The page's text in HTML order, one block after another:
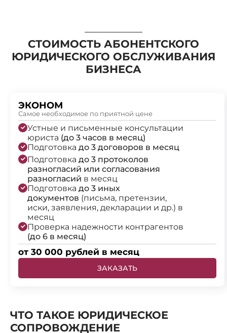
CТОИМОСТЬ АБОНЕНТСКОГО
ЮРИДИЧЕСКОГО ОБСЛУЖИВАНИЯ
БИЗНЕСА
ЭКОНОМ
Самое необходимое по приятной цене
Устные и письменные консультации
юриста (до 3 часов в месяц)
Подготовка до 3 договоров в месяц
Подготовка до 3 протоколов
разногласий или согласования
разногласий в месяц
Подготовка до 3 иных
документов (письма, претензии,
иски, заявления, декларации и др.) в
месяц
Проверка надежности контрагентов
(до 6 в месяц)
от 30 000 рублей в месяц
ЗАКАЗАТЬ
ЧТО ТАКОЕ ЮРИДИЧЕСКОЕ
СОПРОВОЖДЕНИЕ